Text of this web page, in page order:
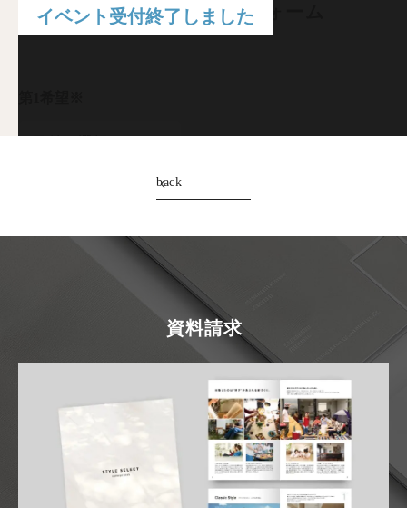
住宅イベント予約フォーム
back
資料請求